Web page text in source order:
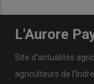
L'Aurore
Site d'actualités
agriculteurs de l'Indre.